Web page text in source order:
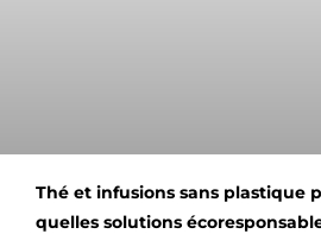
Thé et infusions sans plastique
quelles solutions